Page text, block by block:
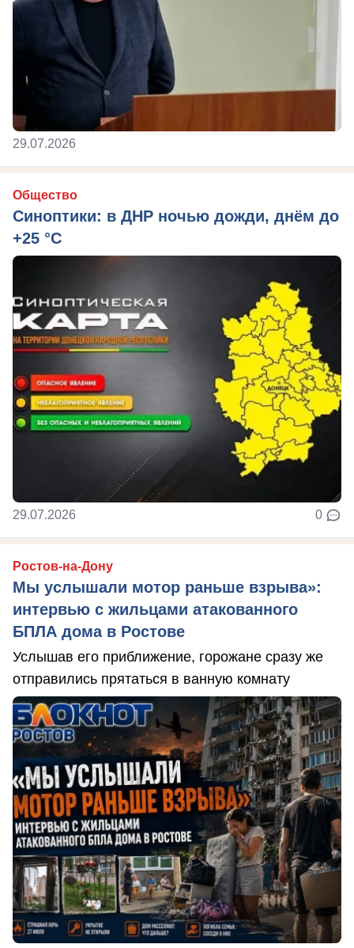
29.07.2026
Общество
Синоптики: в ДНР ночью дожди, днём до
+25 °C
29.07.2026 0
Ростов-на-Дону
Мы услышали мотор раньше взрыва»:
интервью с жильцами атакованного
БПЛА дома в Ростове
Услышав его приближение, горожане сразу же
отправились прятаться в ванную комнату